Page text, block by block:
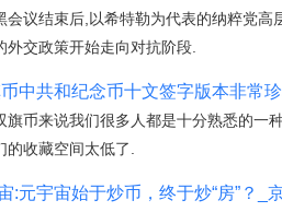
会议结束后,以希特勒为代表的纳粹党高
外交政策开始走向对抗阶段.
中共和纪念币十文签字版本非常珍
旗币来说我们很多人都是十分熟悉的一
的收藏空间太低了.
:元宇宙始于炒币，终于炒“房”？_